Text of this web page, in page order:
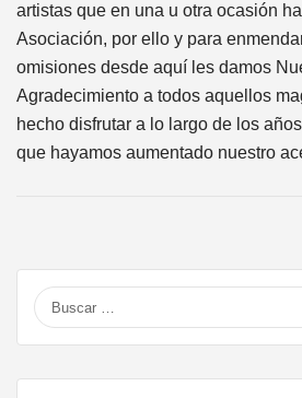
artistas que en una u otra ocasión
Asociación, por ello y para
omisiones desde aquí les damos
Agradecimiento a todos aquellos
hecho disfrutar a lo largo de los
que hayamos aumentado nuestro
Buscar: